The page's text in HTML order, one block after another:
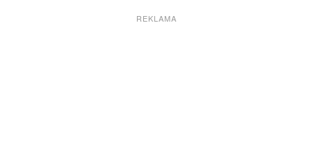
REKLAMA